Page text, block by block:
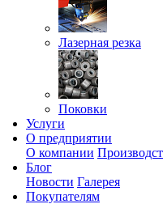
Лазерная резка
Поковки
Услуги
О предприятии
О компании
Блог
Новости Галерея
Покупателям